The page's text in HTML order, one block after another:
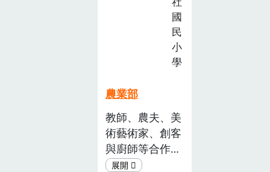
域學習重點下，
同時扎根食農素
養，深獲親師生
徵
選
活
動
國
民
小
學
農業部
教師、農夫、美
術藝術家、創客
與廚師等合作夥
伴們，共同推動